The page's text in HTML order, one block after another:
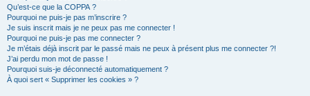
Qu’est-ce que la COPPA ?
Pourquoi ne puis-je pas m’inscrire ?
Je suis inscrit mais je ne peux pas me connecter !
Pourquoi ne puis-je pas me connecter ?
Je m’étais déjà inscrit par le passé mais ne peux à présent plus me connecter ?!
J’ai perdu mon mot de passe !
Pourquoi suis-je déconnecté automatiquement ?
À quoi sert « Supprimer les cookies » ?